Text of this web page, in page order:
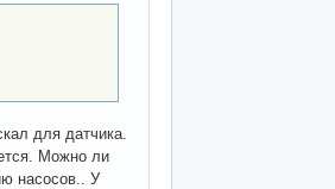
для датчика.
Можно ли
насосов.. У